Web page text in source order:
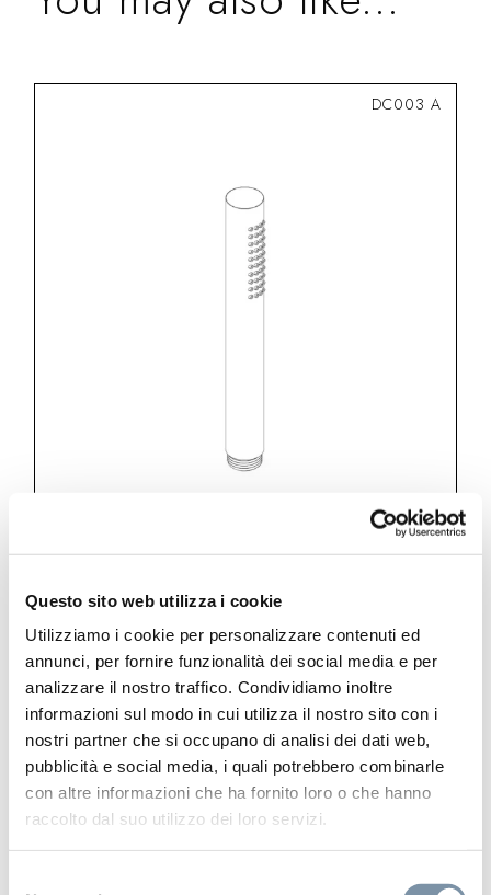
Questo sito web utilizza i cookie
Utilizziamo i cookie per personalizzare contenuti ed
annunci, per fornire funzionalità dei social media e per
analizzare il nostro traffico. Condividiamo inoltre
informazioni sul modo in cui utilizza il nostro sito con i
nostri partner che si occupano di analisi dei dati web,
pubblicità e social media, i quali potrebbero combinarle
con altre informazioni che ha fornito loro o che hanno
raccolto dal suo utilizzo dei loro servizi.
DC003 A
Kits and accessories
Round handshower ø 23 mm
SP004 A